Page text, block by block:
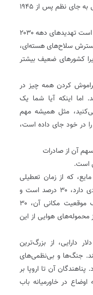
افتاده است؛ از جمله دیپلماسی چندقطبی به جای نظم پس از ۱۹۴۵
خاورمیانه همچنین مکانی است که ممکن است تهدیدهای دهه ۲۰۳۰
گسترش سلاح‌های هسته‌ای،
کشورهای ضعیف بیشتر
کردن همه چیز در
اما اینکه آیا شما یک
مثل همیشه مهم
جهان را در خود جای داده است،
آن از صادرات
که از زمان تعطیلی
خطوط لوله روسیه به اروپا، تقاضای زیادی دارد، ۳۰ درصد است و
همچنین در حال افزایش است. به لطف موقعیت مکانی آن، ۳۰
کانتینری و ۱۶ درصد از محموله‌های هوایی از این
دارایی، از بزرگ‌ترین
جنگ‌ها و بی‌نظمی‌های
آن تا اروپا بر
در خاورمیانه باب